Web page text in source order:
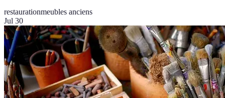
restaurationmeubles anciens
Jul 30